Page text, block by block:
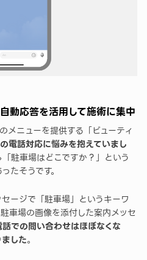
動応答を活用して施術に集中
メニューを提供する「ビューティ
電話対応に悩みを抱えていまし
駐車場はどこですか？」という
たそうです。
ージで「駐車場」というキーワ
車場の画像を添付した案内メッセ
話での問い合わせはほぼなくな
した。